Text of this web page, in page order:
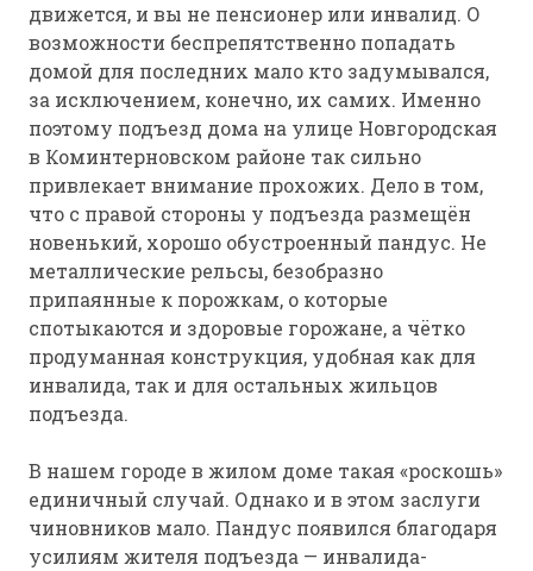
движется, и вы не пенсионер или инвалид. О
возможности беспрепятственно попадать
домой для последних мало кто задумывался,
за исключением, конечно, их самих. Именно
поэтому подъезд дома на улице Новгородская
в Коминтерновском районе так сильно
привлекает внимание прохожих. Дело в том,
что с правой стороны у подъезда размещён
новенький, хорошо обустроенный пандус. Не
металлические рельсы, безобразно
припаянные к порожкам, о которые
спотыкаются и здоровые горожане, а чётко
продуманная конструкция, удобная как для
инвалида, так и для остальных жильцов
подъезда.
В нашем городе в жилом доме такая «роскошь»
единичный случай. Однако и в этом заслуги
чиновников мало. Пандус появился благодаря
усилиям жителя подъезда — инвалида-